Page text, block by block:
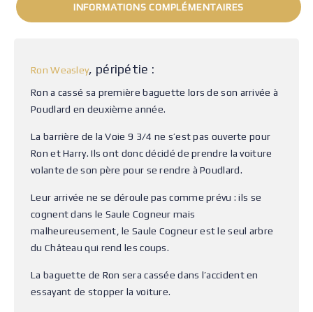
INFORMATIONS COMPLÉMENTAIRES
Ron Weasley, péripétie :
Ron a cassé sa première baguette lors de son arrivée à
Poudlard en deuxième année.
La barrière de la Voie 9 3/4 ne s’est pas ouverte pour
Ron et Harry. Ils ont donc décidé de prendre la voiture
volante de son père pour se rendre à Poudlard.
Leur arrivée ne se déroule pas comme prévu : ils se
cognent dans le Saule Cogneur mais
malheureusement, le Saule Cogneur est le seul arbre
du Château qui rend les coups.
La baguette de Ron sera cassée dans l’accident en
essayant de stopper la voiture.